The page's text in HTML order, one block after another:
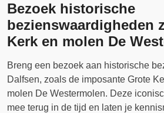
Bezoek historische
bezienswaardigheden
Kerk en molen De
Breng een bezoek aan historische
Dalfsen, zoals de imposante Grote
molen De Westermolen. Deze
mee terug in de tijd en laten je